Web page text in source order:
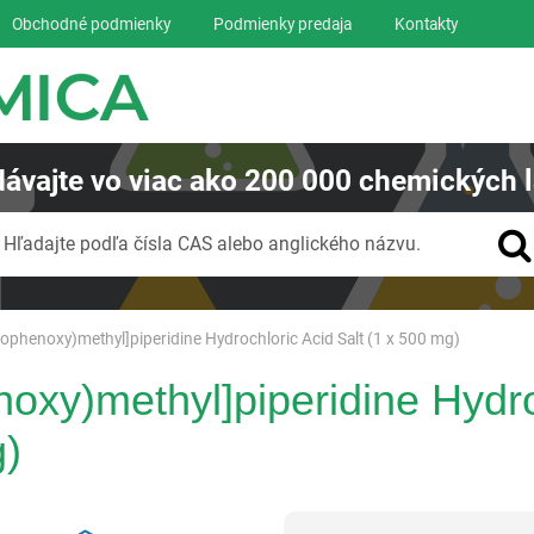
Hydrochloric Acid Salt (1 x 500 mg)
Obchodné podmienky Podmienky predaja Kontakty
vo viac ako200 000 chemických
Hľadajte podľa čísla CAS alebo anglického názvu.